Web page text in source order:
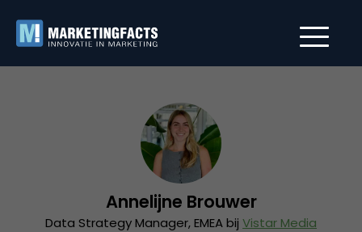
Annelijne Brouwer
Data Strategy Manager, EMEA bij Vistar Media